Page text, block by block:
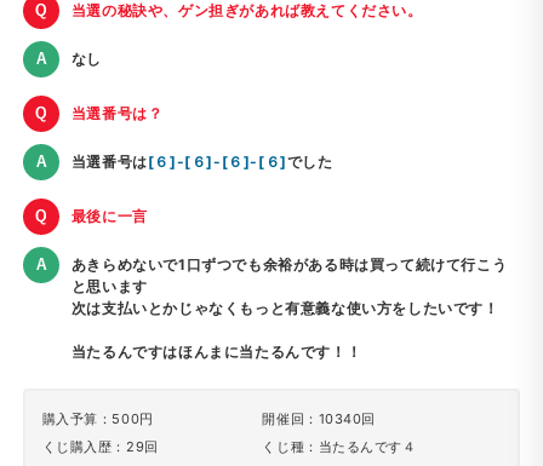
当選の秘訣や、ゲン担ぎがあれば教えてください。
なし
当選番号は？
当選番号は[６]-[６]-[６]-[６]でした
最後に一言
あきらめないで1口ずつでも余裕がある時は買って続けて行こう
と思います
次は支払いとかじゃなくもっと有意義な使い方をしたいです！
当たるんですはほんまに当たるんです！！
購入予算：500円
くじ購入歴：29回
開催回：10340回
くじ種：当たるんです４